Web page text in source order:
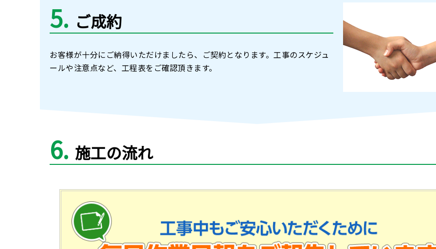
5 ご成約
お客様が十分にご納得いただけましたら、ご契約となります。工事のスケジュ
ールや注意点など、工程表をご確認頂きます。
6 施工の流れ